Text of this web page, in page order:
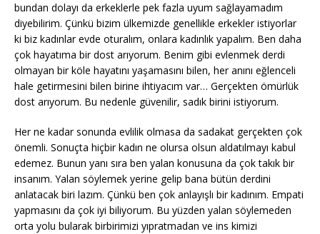
bundan dolayı da erkeklerle pek fazla uyum sağlayamadım
diyebilirim. Çünkü bizim ülkemizde genellikle erkekler istiyorlar
ki biz kadınlar evde oturalım, onlara kadınlık yapalım. Ben daha
çok hayatıma bir dost arıyorum. Benim gibi evlenmek derdi
olmayan bir köle hayatını yaşamasını bilen, her anını eğlenceli
hale getirmesini bilen birine ihtiyacım var… Gerçekten ömürlük
dost arıyorum. Bu nedenle güvenilir, sadık birini istiyorum.
Her ne kadar sonunda evlilik olmasa da sadakat gerçekten çok
önemli. Sonuçta hiçbir kadın ne olursa olsun aldatılmayı kabul
edemez. Bunun yanı sıra ben yalan konusuna da çok takık bir
insanım. Yalan söylemek yerine gelip bana bütün derdini
anlatacak biri lazım. Çünkü ben çok anlayışlı bir kadınım. Empati
yapmasını da çok iyi biliyorum. Bu yüzden yalan söylemeden
orta yolu bularak birbirimizi yıpratmadan ve ins kimizi